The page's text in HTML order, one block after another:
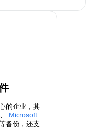
的企业，其
Microsoft
备份，还支